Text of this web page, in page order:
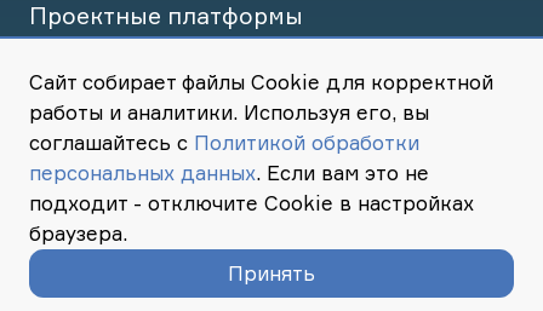
Проектные платформы
Презентация
© Российско-Китайская Гильдия Коммерции (СОВЭД), 2026 год
Пользовательское соглашение
Сайт собирает файлы Cookie для корректной
работы и аналитики. Используя его, вы
соглашайтесь с Политикой обработки
персональных данных. Если вам это не
подходит - отключите Cookie в настройках
браузера.
Принять